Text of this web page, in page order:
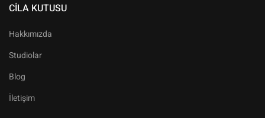
CILA KUTUSU
Hakkımızda
Studiolar
Blog
İletişim